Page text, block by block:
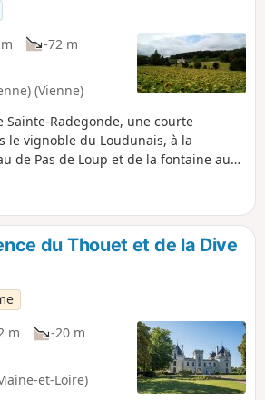
-72 m
(Vienne)
Sainte-Radegonde, une courte
le vignoble du Loudunais, à la
de Pas de Loup et de la fontaine au
par la Communauté de
labellisé par le comité
de la Vienne.
du Thouet et de la Dive
m
-20 m
et-Loire)